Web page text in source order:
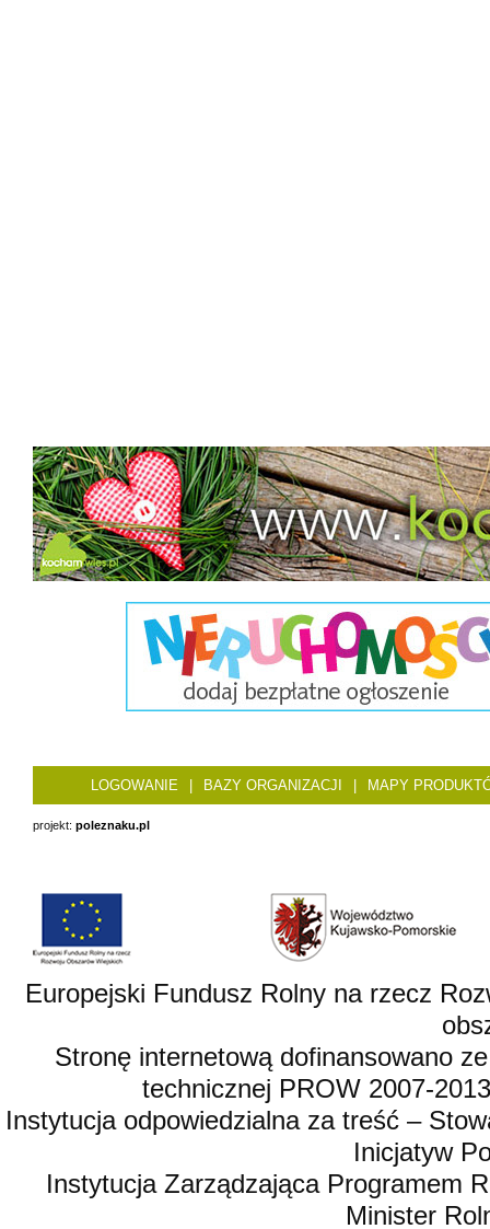
LOGOWANIE BAZY ORGANIZACJI MAPY
projekt: poleznaku.pl
Europejski Fundusz Rolny na rzecz
Stronę internetową dofinansowano
technicznej PROW 2007-
Instytucja odpowiedzialna za treść –
Inicjatyw
Instytucja Zarządzająca Programem
Minister